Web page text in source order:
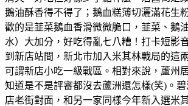
鵝油酥香得不得了；鵝血糕薄切灑滿花生
歡的是韮菜鵝血香滑微微脆口，韮菜、鵝
水）大加分，好吃得亂七八糟！打卡短影
到新店站間，新北市加入米其林戰局的這
可謂新店小吃一級戰區。相對來說，蘆州
知道是不是評審都沒去蘆洲還怎樣(笑)。
店老街對面，和另一家同樣今年新入選米